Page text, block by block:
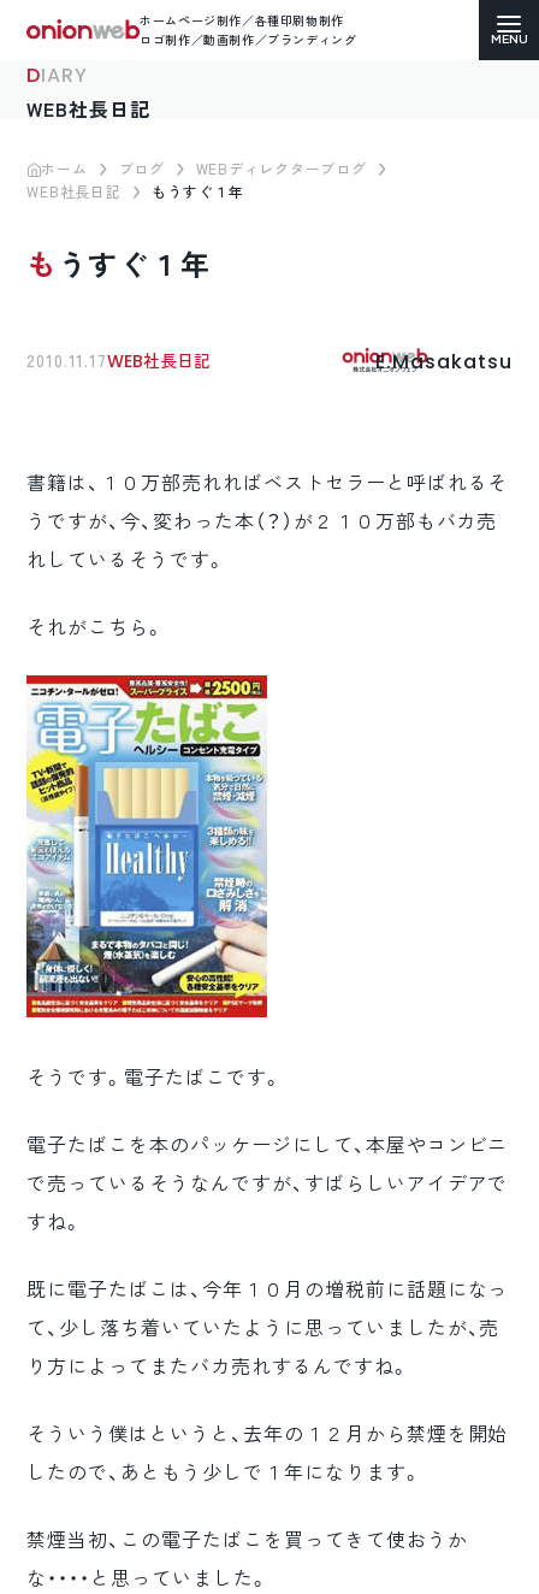
ホームページ制作／各種印刷物制作
ロゴ制作／動画制作／ブランディング
ホームページ制作
コーポレートサイト
ロゴマーク制作
ブランディング
DIARY
WEB社長日記
ホーム ブログ
WEBディレクターブログ
WEB社長日記
もうすぐ１年
もうすぐ１年
2010.11.17WEB社長日記 E.Masakatsu
書籍は、１０万部売れればベストセラーと呼ばれるそ
うですが、今、変わった本（？）が２１０万部もバカ売
れしているそうです。
それがこちら。
そうです。電子たばこです。
電子たばこを本のパッケージにして、本屋やコンビニ
で売っているそうなんですが、すばらしいアイデアで
すね。
既に電子たばこは、今年１０月の増税前に話題になっ
て、少し落ち着いていたように思っていましたが、売
り方によってまたバカ売れするんですね。
そういう僕はというと、去年の１２月から禁煙を開始
したので、あともう少しで１年になります。
禁煙当初、この電子たばこを買ってきて使おうか
な・・・・と思っていました。